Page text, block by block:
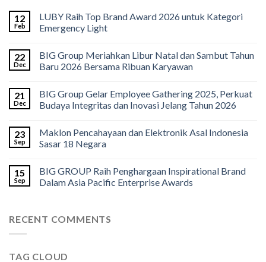
12
Feb
LUBY Raih Top Brand Award 2026 untuk Kategori
Emergency Light
22
Dec
BIG Group Meriahkan Libur Natal dan Sambut Tahun
Baru 2026 Bersama Ribuan Karyawan
21
Dec
BIG Group Gelar Employee Gathering 2025, Perkuat
Budaya Integritas dan Inovasi Jelang Tahun 2026
23
Sep
Maklon Pencahayaan dan Elektronik Asal Indonesia
Sasar 18 Negara
15
Sep
BIG GROUP Raih Penghargaan Inspirational Brand
Dalam Asia Pacific Enterprise Awards
RECENT COMMENTS
TAG CLOUD